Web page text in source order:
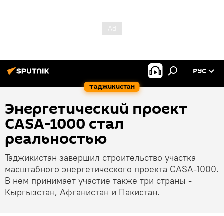
Таджикистан
РУС
Энергетический проект
CASA-1000 стал
реальностью
Таджикистан завершил строительство участка
масштабного энергетического проекта CASA-1000.
В нем принимает участие также три страны -
Кыргызстан, Афганистан и Пакистан.